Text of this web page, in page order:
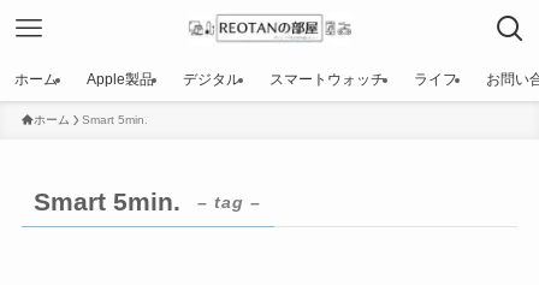
ホーム Apple製品 デジタル スマートウォッチ ライフ お問い
ホーム Smart 5min.
Smart 5min. – tag –